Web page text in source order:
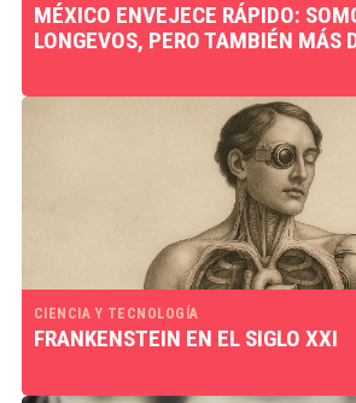
MÉXICO ENVEJECE RÁPIDO:
LONGEVOS, PERO TAMBIÉN MÁS
CIENCIA Y TECNOLOGÍA
FRANKENSTEIN EN EL SIGLO XXI